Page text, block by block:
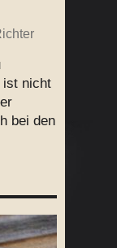
ist nicht
bei den